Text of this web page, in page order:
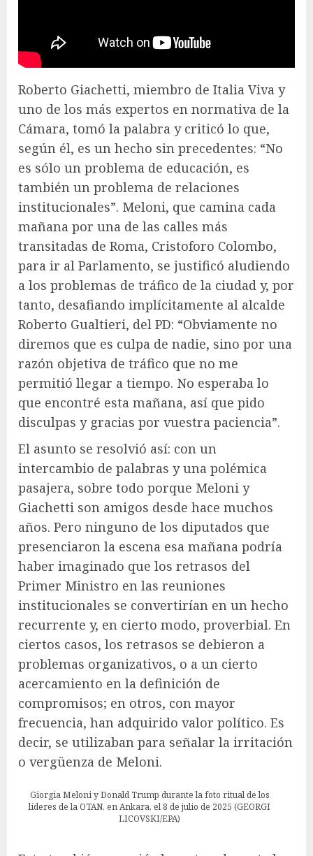
Roberto Giachetti, miembro de Italia Viva y
uno de los más expertos en normativa de la
Cámara, tomó la palabra y criticó lo que,
según él, es un hecho sin precedentes: “No
es sólo un problema de educación, es
también un problema de relaciones
institucionales”. Meloni, que camina cada
mañana por una de las calles más
transitadas de Roma, Cristoforo Colombo,
para ir al Parlamento, se justificó aludiendo
a los problemas de tráfico de la ciudad y, por
tanto, desafiando implícitamente al alcalde
Roberto Gualtieri, del PD: “Obviamente no
diremos que es culpa de nadie, sino por una
razón objetiva de tráfico que no me
permitió llegar a tiempo. No esperaba lo
que encontré esta mañana, así que pido
disculpas y gracias por vuestra paciencia”.
El asunto se resolvió así: con un
intercambio de palabras y una polémica
pasajera, sobre todo porque Meloni y
Giachetti son amigos desde hace muchos
años. Pero ninguno de los diputados que
presenciaron la escena esa mañana podría
haber imaginado que los retrasos del
Primer Ministro en las reuniones
institucionales se convertirían en un hecho
recurrente y, en cierto modo, proverbial. En
ciertos casos, los retrasos se debieron a
problemas organizativos, o a un cierto
acercamiento en la definición de
compromisos; en otros, con mayor
frecuencia, han adquirido valor político. Es
decir, se utilizaban para señalar la irritación
o vergüenza de Meloni.
Giorgia Meloni y Donald Trump durante la foto ritual de los
líderes de la OTAN, en Ankara, el 8 de julio de 2025 (GEORGI
LICOVSKI/EPA)